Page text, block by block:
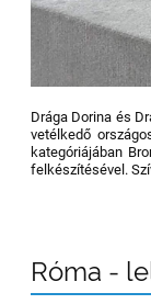
Drága Dorina és
vetélkedő
kategóriájában
felkészítésével.
Róma -